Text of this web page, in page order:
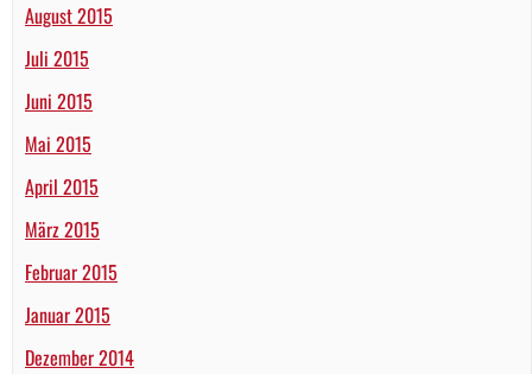
August 2015
Juli 2015
Juni 2015
Mai 2015
April 2015
März 2015
Februar 2015
Januar 2015
Dezember 2014